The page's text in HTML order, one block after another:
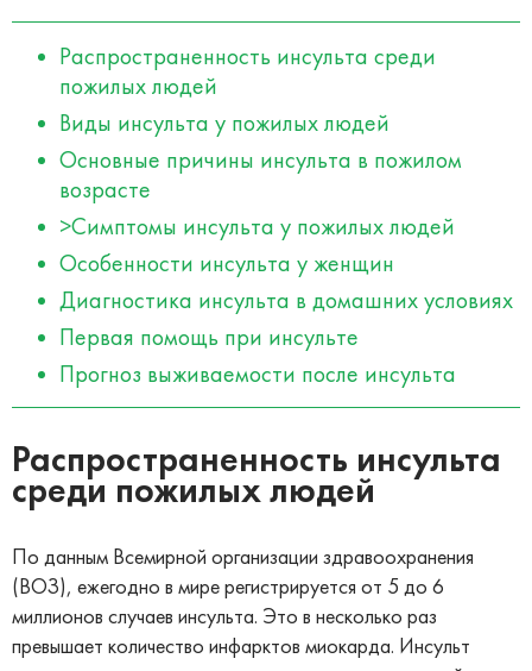
Распространенность инсульта среди
пожилых людей
Виды инсульта у пожилых людей
Основные причины инсульта в пожилом
возрасте
>Симптомы инсульта у пожилых людей
Особенности инсульта у женщин
Диагностика инсульта в домашних условиях
Первая помощь при инсульте
Прогноз выживаемости после инсульта
Распространенность инсульта
среди пожилых людей
По данным Всемирной организации здравоохранения
(ВОЗ), ежегодно в мире регистрируется от 5 до 6
миллионов случаев инсульта. Это в несколько раз
превышает количество инфарктов миокарда. Инсульт